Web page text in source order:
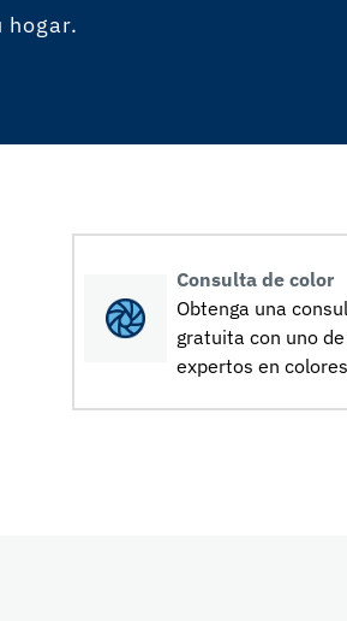
hogar.
Consulta de color
Obtenga una
gratuita con uno
expertos en